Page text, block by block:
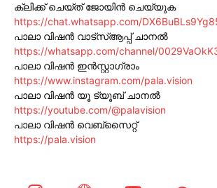
ക്ലിക്ക് ചെയ്ത് ജോയിൻ ചെയ്യുക
https://chat.whatsapp.com/
പാലാ വിഷൻ വാട്സ്ആപ്പ് ചാനൽ
https://whatsapp.com/channel/
പാലാ വിഷൻ ഇൻസ്റ്റാഗ്രാം
https://www.instagram.com/pala.vision
പാലാ വിഷൻ യൂ ട്യൂബ് ചാനൽ
https://youtube.com/@palavision
പാലാ വിഷൻ വെബ്സൈറ്റ്
https://pala.vision